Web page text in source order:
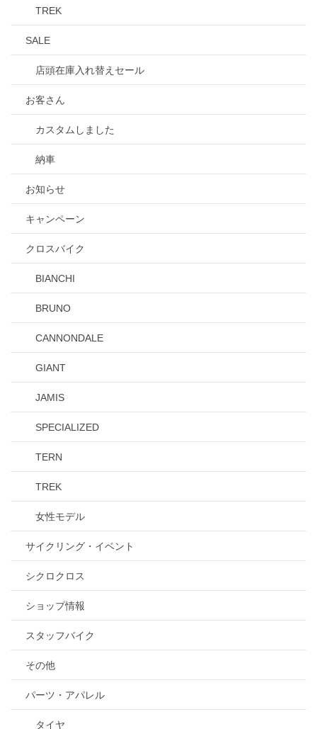
TREK
SALE
店頭在庫入れ替えセール
お客さん
カスタムしました
納車
お知らせ
キャンペーン
クロスバイク
BIANCHI
BRUNO
CANNONDALE
GIANT
JAMIS
SPECIALIZED
TERN
TREK
女性モデル
サイクリング・イベント
シクロクロス
ショップ情報
スタッフバイク
その他
パーツ・アパレル
タイヤ